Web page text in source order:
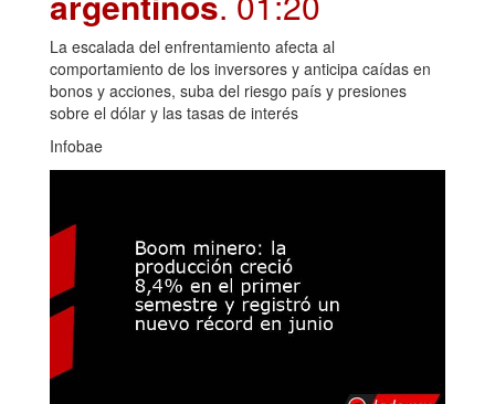
La escalada del enfrentamiento afecta al
comportamiento de los inversores y anticipa caídas en
bonos y acciones, suba del riesgo país y presiones
sobre el dólar y las tasas de interés
Infobae